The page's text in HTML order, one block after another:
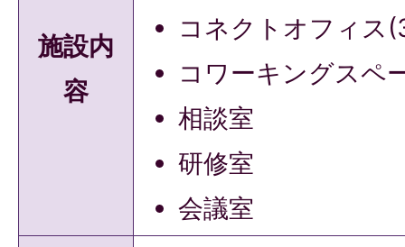
施設内
容
コネクトオフィス
コワーキングスペ
相談室
研修室
会議室